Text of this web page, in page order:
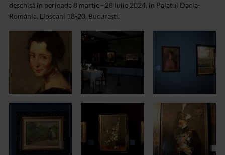
deschisă în perioada 8 martie - 28 iulie 2024, în Palatul Dacia-
România, Lipscani 18-20, București.